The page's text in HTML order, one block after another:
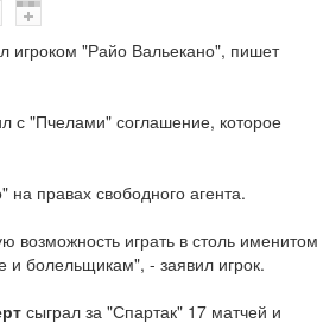
игроком "Райо Вальекано", пишет
с "Пчелами" соглашение, которое
правах свободного агента.
возможность играть в столь именитом
и болельщикам", - заявил игрок.
сыграл за "Спартак" 17 матчей и